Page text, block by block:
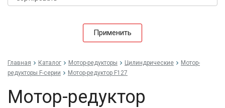
Применить
Главная Каталог Мотор-редукторы Цилиндрические
Мотор-
редукторы F-серии
Мотор-редуктор F127
Мотор-редуктор